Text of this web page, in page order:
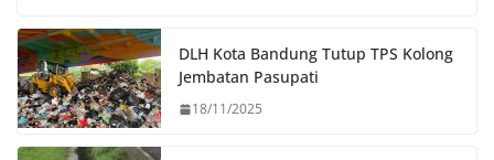
o
k
r
p
p
n
k
DLH Kota Bandung Tutup TPS Kolong
Jembatan Pasupati
18/11/2025